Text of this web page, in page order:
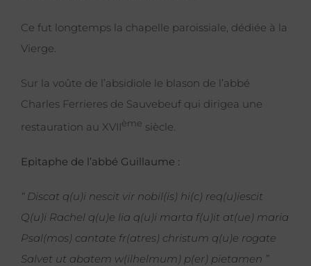
Ce fut longtemps la chapelle paroissiale, dédiée à la
Vierge.
Sur la voûte de l’absidiole le blason de l’abbé
Charles Ferrieres de Sauvebeuf qui dirigea une
restauration au XVIIème siècle.
Epitaphe de l’abbé Guillaume :
“ Discat q(u)i nescit vir nobil(is) hi(c) req(u)iescit
Q(u)i Rachel q(u)e lia q(u)i marta f(u)it at(ue) maria
Psal(mos) cantate fr(atres) christum q(u)e rogate
Salvet ut abatem w(ilhelmum) p(er) pietamen ”